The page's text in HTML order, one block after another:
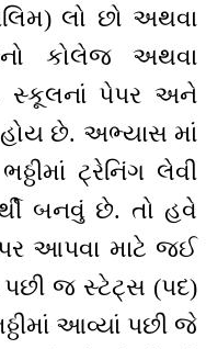
લો છો અથવા
કોલેજ અથવા
છું. સ્કૂલનાં પેપર અને
હોય છે. અભ્યાસ માં
ટ્રેનિંગ લેવી
બનવું છે. તો હવે
આપવા માટે જઈ
પછી જ સ્ટેટ્સ (પદ)
આવ્યાં પછી જે